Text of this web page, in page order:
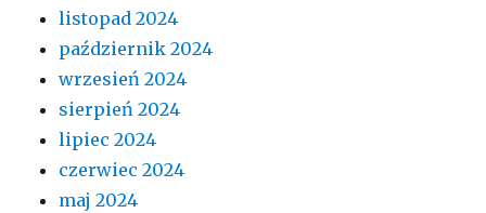
listopad 2024
październik 2024
wrzesień 2024
sierpień 2024
lipiec 2024
czerwiec 2024
maj 2024